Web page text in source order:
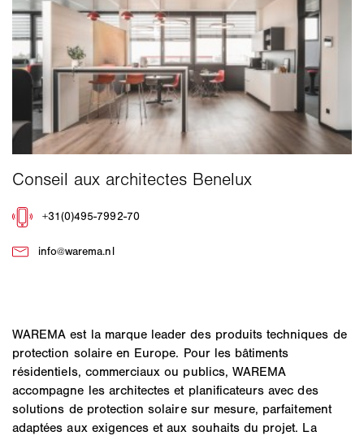
WAREMA est la marque leader des produits techniques de
protection solaire en Europe. Pour les bâtiments
résidentiels, commerciaux ou publics, WAREMA
accompagne les architectes et planificateurs avec des
solutions de protection solaire sur mesure, parfaitement
adaptées aux exigences et aux souhaits du projet. La